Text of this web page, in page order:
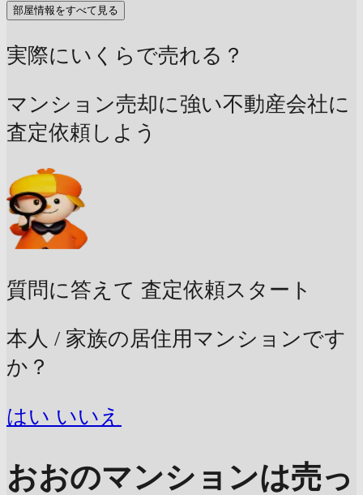
部屋情報をすべて見る
実際にいくらで売れる？
マンション売却に強い不動産会社に
査定依頼しよう
質問に答えて 査定依頼スタート
本人 / 家族の居住用マンションです
か？
はい いいえ
おおのマンションは売っ